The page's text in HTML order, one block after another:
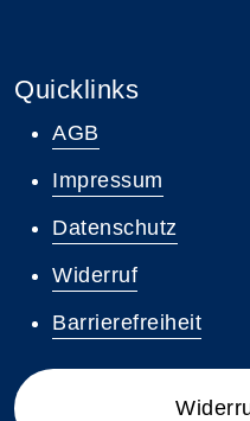
Quicklinks
AGB
Impressum
Datenschutz
Widerruf
Barrierefreiheit